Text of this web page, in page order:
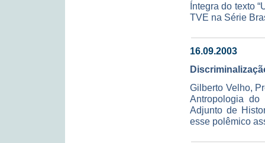
Íntegra do texto
TVE na Série
16.09.2003
Gilberto Velho,
Antropologia
Adjunto de
esse polêmico